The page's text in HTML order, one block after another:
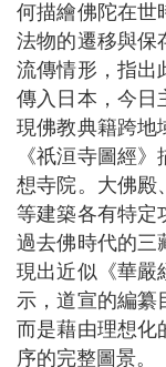
何描繪佛陀在世
法物的遷移與保
流傳情形，指出
傳入日本，今日
現佛教典籍跨地
《祇洹寺圖經
想寺院。大佛殿
等建築各有特定
過去佛時代的三
現出近似《華嚴
示，道宣的編纂
而是藉由理想化
序的完整圖景。